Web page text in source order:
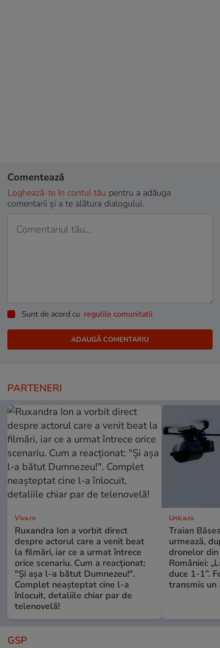
Comentează
Loghează-te în contul tău pentru a adăuga
comentarii și a te alătura dialogului.
Sunt de acord cu regulile comunitatii
PARTENERI
Viva.ro
Ruxandra Ion a vorbit direct
despre actorul care a venit beat
la filmări, iar ce a urmat întrece
orice scenariu. Cum a reacționat:
"Și așa l-a bătut Dumnezeu!".
Complet neașteptat cine l-a
înlocuit, detaliile chiar par de
telenovelă!
Unica.ro
Traian
urmează,
dronelor
României:
duce 1-1”.
transmis un
GSP